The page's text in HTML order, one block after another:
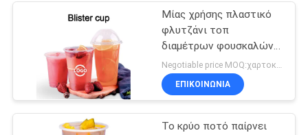
Το έγγραφο παίρνει
μαζί το κιβώτιο
Μίας χρήσης πλαστικό
φλυτζάνι τοπ
διαμέτρων φουσκαλών
φυσαλίδων καπακιών
φλυτζανιών για την
κατανάλωση φρούτων
ΕΠΙΚΟΙΝΩΝΙΑ
Το κρύο ποτό παίρνει